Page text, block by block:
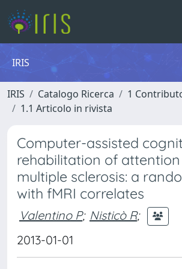
IRIS
IRIS Catalogo Ricerca
1
1.1 Articolo in rivista
Computer-assisted
rehabilitation of
multiple sclerosis: a
with fMRI correlates
Valentino P; Nisticò R;
2013-01-01